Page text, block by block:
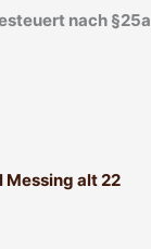
nach §25a
Messing alt 22